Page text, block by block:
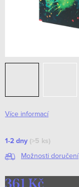
Více informací
1-2 dny (>5 ks)
Možnosti doručení
361 Kč